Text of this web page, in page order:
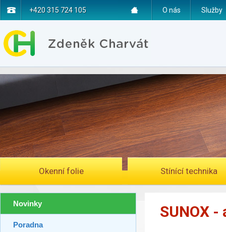
O nás Služby
+420 315 724 105
Okenní folie Stínící technika
Novinky
Poradna
SUNOX